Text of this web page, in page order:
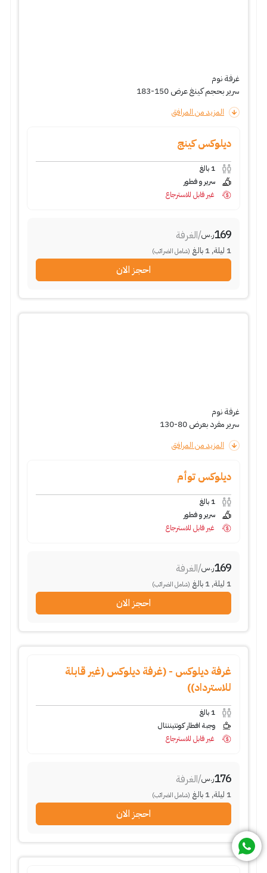
غرفة نوم
سرير بحجم كينغ عرض 150-183
المزيد من المرافق
ديلوكس كينج
1 بالغ
سرير و فطور
غير قابل للاسترجاع
169ر.س/الغرفة
1 ليلة,
1 بالغ (شامل الضرائب)
احجز الان
غرفة نوم
سرير مفرد بعرض 80-130
المزيد من المرافق
ديلوكس توأم
1 بالغ
سرير و فطور
غير قابل للاسترجاع
169ر.س/الغرفة
1 ليلة,
1 بالغ (شامل الضرائب)
احجز الان
غرفة ديلوكس - (غرفة ديلوكس (غير قابلة
للاسترداد))
1 بالغ
وجبة افطار كونتيننتال
غير قابل للاسترجاع
176ر.س/الغرفة
1 ليلة,
1 بالغ (شامل الضرائب)
احجز الان